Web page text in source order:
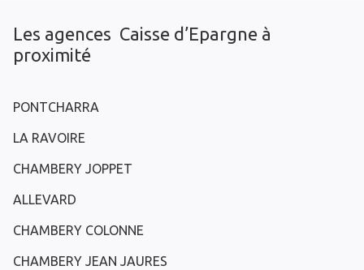
Les agences Caisse d’Epargne à
proximité
PONTCHARRA
LA RAVOIRE
CHAMBERY JOPPET
ALLEVARD
CHAMBERY COLONNE
CHAMBERY JEAN JAURES